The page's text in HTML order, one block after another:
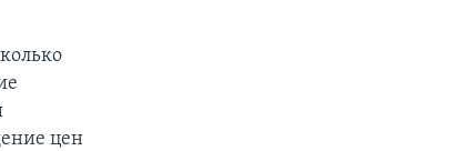
цен